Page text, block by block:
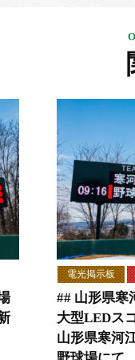
電光掲示板
## 山形県寒
大型LEDス
山形県寒河